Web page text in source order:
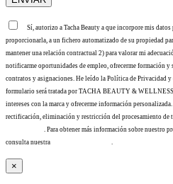
Sí, autorizo a Tacha Beauty a que incorpore mis
proporcionarla, a un fichero automatizado de su propiedad
mantener una relación contractual 2) para valorar mi
notificarme oportunidades de empleo, ofrecerme formación
contratos y asignaciones. He leído la Política de Privacidad
formulario será tratada por TACHA BEAUTY &
intereses con la marca y ofrecerme información
rectificación, eliminación y restricción del procesamiento de
. Para obtener más información sobre nuestro
consulta nuestra
.
×